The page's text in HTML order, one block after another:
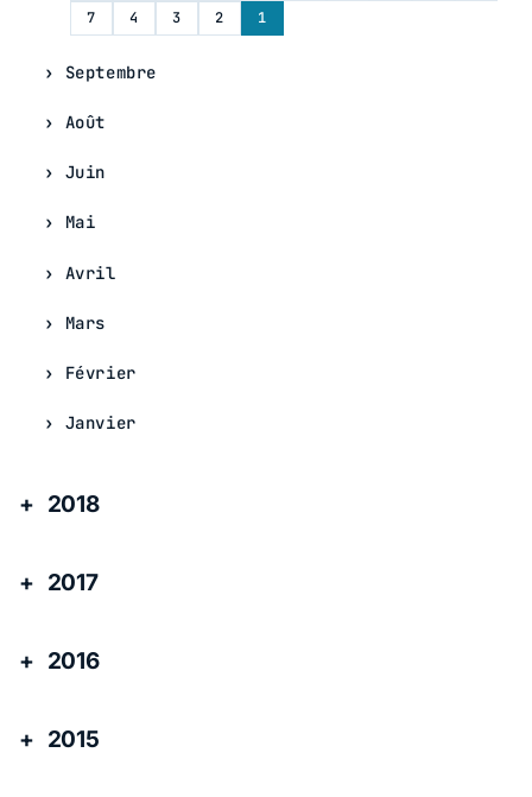
7
4 3 2 1
Septembre
Août
Juin
Mai
Avril
Mars
Février
Janvier
2018
2017
2016
2015